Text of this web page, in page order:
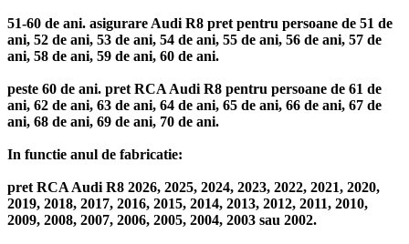
51-60 de ani. asigurare Audi R8 pret pentru persoane de 51 de
ani, 52 de ani, 53 de ani, 54 de ani, 55 de ani, 56 de ani, 57 de
ani, 58 de ani, 59 de ani, 60 de ani.
peste 60 de ani. pret RCA Audi R8 pentru persoane de 61 de
ani, 62 de ani, 63 de ani, 64 de ani, 65 de ani, 66 de ani, 67 de
ani, 68 de ani, 69 de ani, 70 de ani.
In functie anul de fabricatie:
pret RCA Audi R8 2026, 2025, 2024, 2023, 2022, 2021, 2020,
2019, 2018, 2017, 2016, 2015, 2014, 2013, 2012, 2011, 2010,
2009, 2008, 2007, 2006, 2005, 2004, 2003 sau 2002.